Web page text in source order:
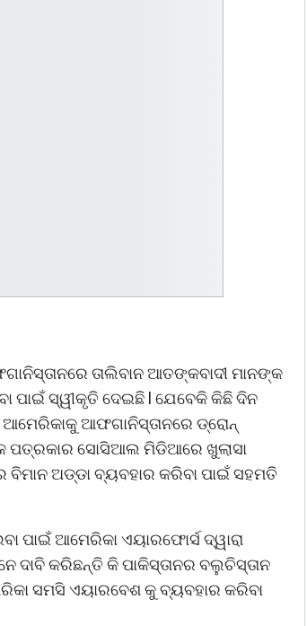
ତାଲିବାନ ଆତଙ୍କବାଦୀ ମାନଙ୍କ
ପାଇଁ ସ୍ୱୀକୃତି ଦେଇଛି l ଯେବେକି କିଛି ଦିନ
ଆମେରିକାକୁ ଆଫଗାନିସ୍ତାନରେ ଡ୍ରୋନ୍
ପତ୍ରକାର ସୋସିଆଲ ମିଡିଆରେ ଖୁଲାସା
ଅଡ୍ଡା ବ୍ୟବହାର କରିବା ପାଇଁ ସହମତି
ପାଇଁ ଆମେରିକା ଏୟାରଫୋର୍ସ ଦ୍ୱାରା
ଦାବି କରିଛନ୍ତି କି ପାକିସ୍ତାନର ବଲୁଚିସ୍ତାନ
ସମସି ଏୟାରବେଶ କୁ ବ୍ୟବହାର କରିବା